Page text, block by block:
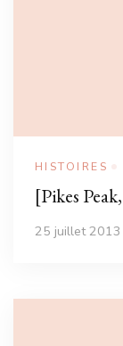
HISTOIRES
[Pikes
25 juillet 2013